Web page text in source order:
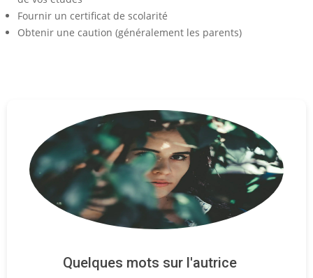
Fournir un certificat de scolarité
Obtenir une caution (généralement les parents)
Quelques mots sur l'autrice